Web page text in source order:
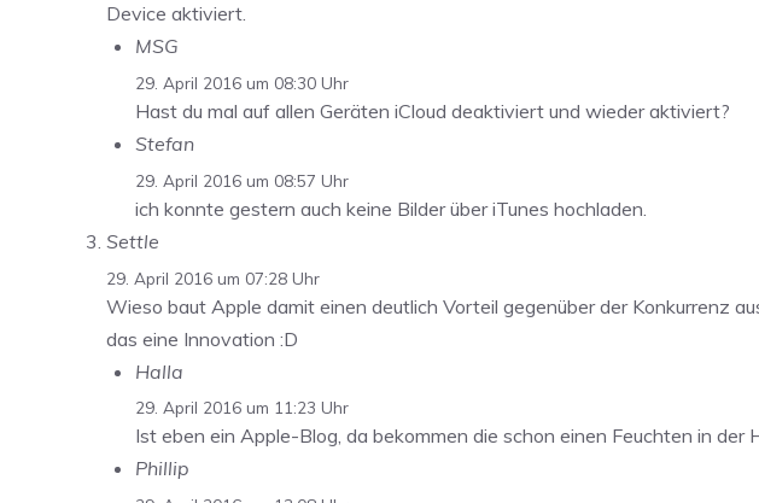
Device aktiviert.
MSG
29. April 2016 um 08:30 Uhr
Hast du mal auf allen Geräten iCloud deaktiviert und wieder aktiviert?
Stefan
29. April 2016 um 08:57 Uhr
ich konnte gestern auch keine Bilder über iTunes hochladen.
Settle
29. April 2016 um 07:28 Uhr
Wieso baut Apple damit einen deutlich Vorteil gegenüber der Konkurrenz
das eine Innovation :D
Halla
29. April 2016 um 11:23 Uhr
Ist eben ein Apple-Blog, da bekommen die schon einen Feuchten in
Phillip